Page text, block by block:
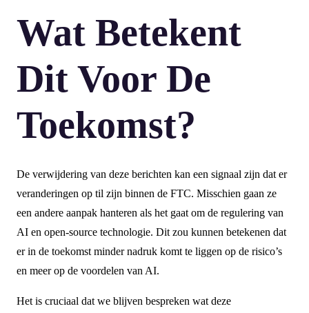
Wat Betekent
Dit Voor De
Toekomst?
De verwijdering van deze berichten kan een signaal zijn dat er
veranderingen op til zijn binnen de FTC. Misschien gaan ze
een andere aanpak hanteren als het gaat om de regulering van
AI en open-source technologie. Dit zou kunnen betekenen dat
er in de toekomst minder nadruk komt te liggen op de risico’s
en meer op de voordelen van AI.
Het is cruciaal dat we blijven bespreken wat deze